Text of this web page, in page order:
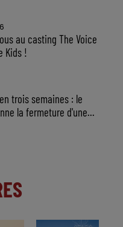
au casting The Voice
Kids !
trois semaines : le
la fermeture d'une...